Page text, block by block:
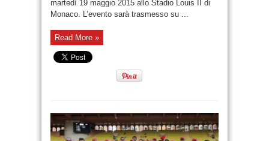
martedì 19 maggio 2015 allo Stadio Louis II di
Monaco. L’evento sarà trasmesso su ...
Read More »